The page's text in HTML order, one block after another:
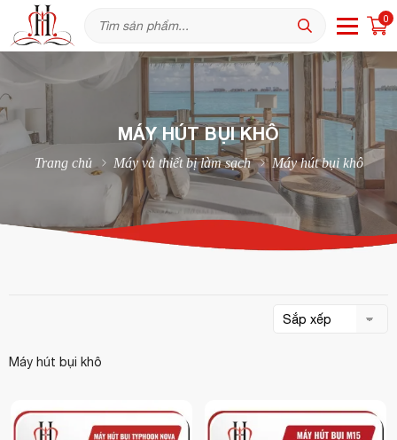
0
MÁY HÚT BỤI KHÔ
Trang chủ Máy và thiết bị làm sạch Máy hút bụi khô
Máy hút bụi khô